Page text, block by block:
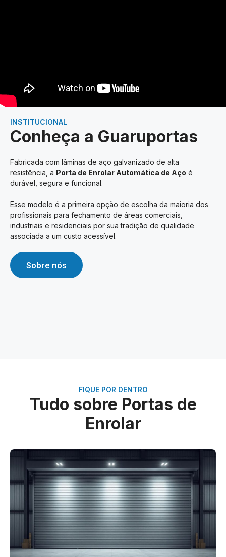
INSTITUCIONAL
Conheça a Guaruportas
Fabricada com lâminas de aço galvanizado de alta
resistência, a Porta de Enrolar Automática de Aço é
durável, segura e funcional.
Esse modelo é a primeira opção de escolha da maioria dos
profissionais para fechamento de áreas comerciais,
industriais e residenciais por sua tradição de qualidade
associada a um custo acessível.
Sobre nós
FIQUE POR DENTRO
Tudo sobre Portas de
Enrolar